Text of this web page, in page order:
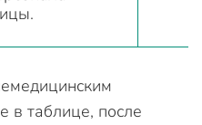
в таблице, после